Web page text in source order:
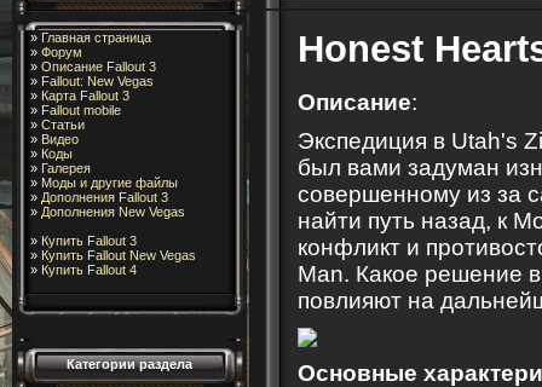
» Главная страница
» Форум
» Описание Fallout 3
» Fallout: New Vegas
» Карта Fallout 3
» Fallout mobile
» Статьи
» Видео
» Коды
» Галерея
» Моды и другие файлы
» Дополнения Fallout 3
» Дополнения New Vegas
» Купить Fallout 3
» Купить Fallout New Vegas
» Купить Fallout 4
Категории раздела
Honest
Описание:
Экспедиция в Utah's
был вами задуман
совершенному из за
найти путь назад, к
конфликт и
Man. Какое решение
повлияют на
Основные